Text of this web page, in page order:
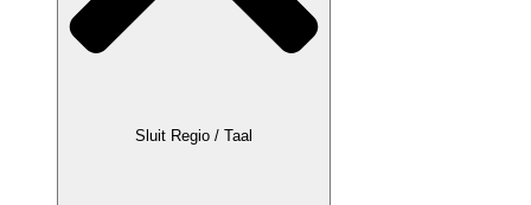
Sluit Regio / Taal